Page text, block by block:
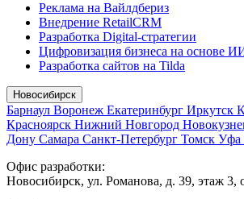
Реклама на Вайлдбериз
Внедрение RetailCRM
Разработка Digital-стратегии
Цифровизация бизнеса на основе
Разработка сайтов на Tilda
Новосибирск
Барнаул Воронеж Екатеринбург Иркутск
Красноярск Нижний Новгород
Дону Самара Санкт-Петербург Томск Уфа
Офис разработки:
Новосибирск, ул. Романова, д. 39, этаж 3,